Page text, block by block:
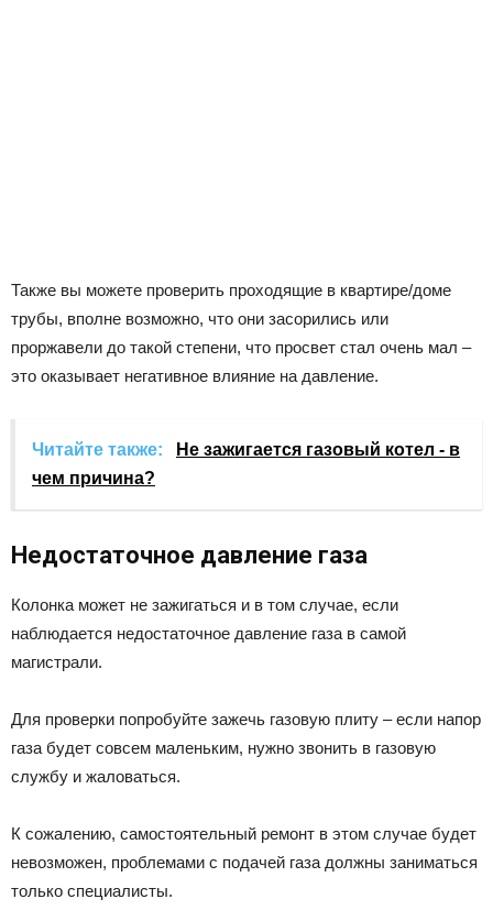
Также вы можете проверить проходящие в квартире/доме
трубы, вполне возможно, что они засорились или
проржавели до такой степени, что просвет стал очень мал –
это оказывает негативное влияние на давление.
Читайте также:
Не зажигается газовый котел - в
чем причина?
Недостаточное давление газа
Колонка может не зажигаться и в том случае, если
наблюдается недостаточное давление газа в самой
магистрали.
Для проверки попробуйте зажечь газовую плиту – если напор
газа будет совсем маленьким, нужно звонить в газовую
службу и жаловаться.
К сожалению, самостоятельный ремонт в этом случае будет
невозможен, проблемами с подачей газа должны заниматься
только специалисты.